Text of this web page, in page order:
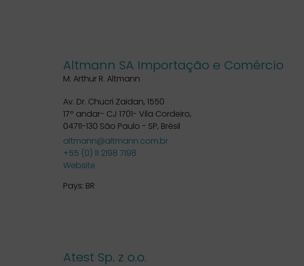
Altmann SA Importação e Comércio
M. Arthur R. Altmann
Av. Dr. Chucri Zaidan, 1550
17º andar- CJ 1701- Vila Cordeiro,
04711-130 São Paulo - SP, Brésil
altmann@altmann.com.br
+55 (0) 11 2198 7198
Website
Pays: BR
Atest Sp. z o.o.